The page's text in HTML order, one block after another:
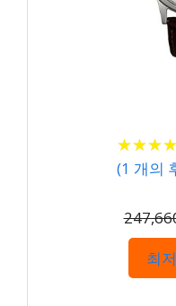
★★★★
★★★★
(1 개의
최